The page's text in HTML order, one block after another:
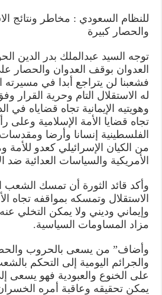
للنظام السعودي : مخاطر ونتائج
والحصار كبيرة
توجه السيد عبدالملك بدر الدين
العدوان بوقف العدوان والحصار
فشعبنا لن يتراجع أبدا في مسيرته
له الاستقلال التام وحرية القرار
وهويتيه الإيمانية تجاه قضاياه
تجاه قضايا الأمة الإسلامية وعلى
الفلسطينية إنسانا وأرضا
من الكيان الإسرائيلي كعدو للأمة
الأمريكية والسياسات العدائية ضد
وأكد قائد الثورة أن تمسك الشعب
الاستقلال وتمسكه بمواقفه تجاه
وإيماني وديني ولا يمكن التخلي
مزاد المساومات السياسية.
وأضاف” من يسعى بالحروب
والجرائم اليومية إلى التحكم
على الخنوع والعبودية فهو يسعى
يمكن تحقيقه وعاقبة أمره